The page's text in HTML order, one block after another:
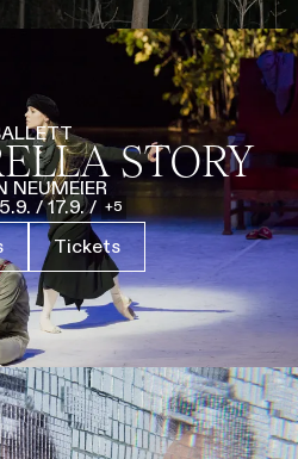
STORY
NEUMEIER
/ 17.9. / 5
Tickets